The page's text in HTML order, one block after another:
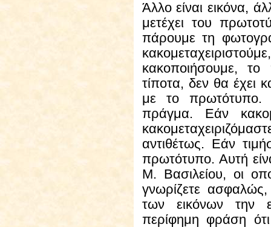
Άλλοείναι εικόνα,
μετέχει του
πάρουμε τη
κακοποιήσουμε,
τίποτα, δεν θα έχει
με το πρωτότυπο.
πράγμα. Εάν
αντιθέτως. Εάν
πρωτότυπο. Αυτή
Μ. Βασιλείου, οι
γνωρίζετε
των εικόνων την
περίφημη φράση